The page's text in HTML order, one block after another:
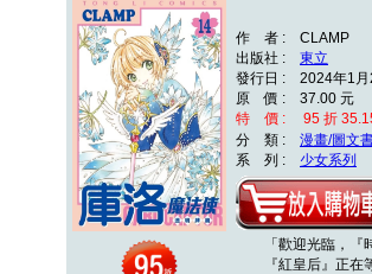
作 者 : CLAMP
出版社 : 東立
發行日 : 2024年1月
原 價 : 37.00 元
特 價 : 95 折
分 類 : 漫畫/圖文
系 列 : 少女系列
「歡迎光臨，『
『紅皇后』正在